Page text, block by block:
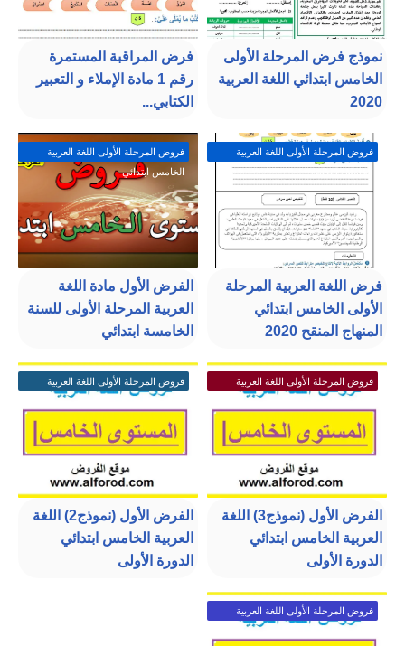
نموذج فرض المرحلة الأولى
الخامس ابتدائي اللغة العربية
2020
فرض المراقبة المستمرة
رقم 1 مادة الإملاء و التعبير
الكتابي...
فروض المرحلة الأولى اللغة العربية
الخامس ابتدائي
فرض اللغة العربية المرحلة
الأولى الخامس ابتدائي
المنهاج المنقح 2020
فروض المرحلة الأولى اللغة العربية
الخامس ابتدائي
الفرض الأول مادة اللغة
العربية المرحلة الأولى للسنة
الخامسة ابتدائي
فروض المرحلة الأولى اللغة العربية
الفرض الأول (نموذج3) اللغة
العربية الخامس ابتدائي
الدورة الأولى
فروض المرحلة الأولى اللغة العربية
الفرض الأول (نموذج2) اللغة
العربية الخامس ابتدائي
الدورة الأولى
فروض المرحلة الأولى اللغة العربية